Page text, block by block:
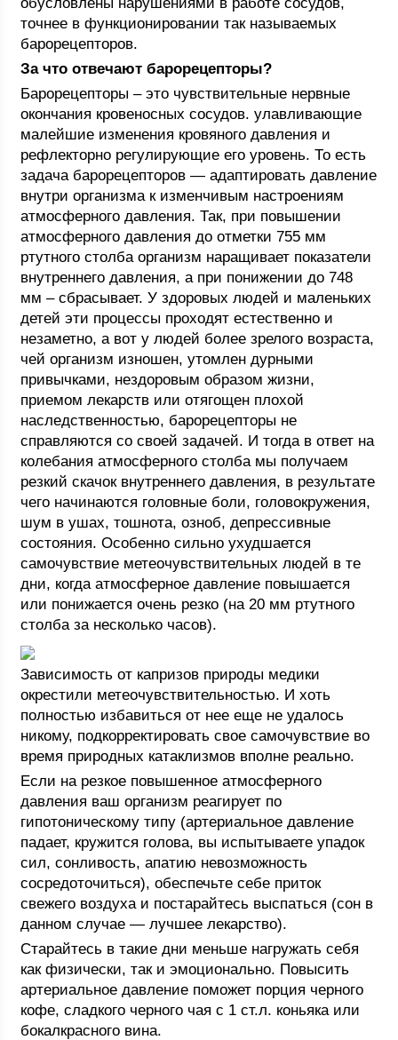
точнее в функционировании так называемых
барорецепторов.
За что отвечают барорецепторы?
Барорецепторы – это чувствительные нервные
окончания кровеносных сосудов. улавливающие
малейшие изменения кровяного давления и
рефлекторно регулирующие его уровень. То есть
задача барорецепторов — адаптировать давление
внутри организма к изменчивым настроениям
атмосферного давления. Так, при повышении
атмосферного давления до отметки 755 мм
ртутного столба организм наращивает показатели
внутреннего давления, а при понижении до 748
мм – сбрасывает. У здоровых людей и маленьких
детей эти процессы проходят естественно и
незаметно, а вот у людей более зрелого возраста,
чей организм изношен, утомлен дурными
привычками, нездоровым образом жизни,
приемом лекарств или отягощен плохой
наследственностью, барорецепторы не
справляются со своей задачей. И тогда в ответ на
колебания атмосферного столба мы получаем
резкий скачок внутреннего давления, в результате
чего начинаются головные боли, головокружения,
шум в ушах, тошнота, озноб, депрессивные
состояния. Особенно сильно ухудшается
самочувствие метеочувствительных людей в те
дни, когда атмосферное давление повышается
или понижается очень резко (на 20 мм ртутного
столба за несколько часов).
Зависимость от капризов природы медики
окрестили метеочувствительностью. И хоть
полностью избавиться от нее еще не удалось
никому, подкорректировать свое самочувствие во
время природных катаклизмов вполне реально.
Если на резкое повышенное атмосферного
давления ваш организм реагирует по
гипотоническому типу (артериальное давление
падает, кружится голова, вы испытываете упадок
сил, сонливость, апатию невозможность
сосредоточиться), обеспечьте себе приток
свежего воздуха и постарайтесь выспаться (сон в
данном случае — лучшее лекарство).
Старайтесь в такие дни меньше нагружать себя
как физически, так и эмоционально. Повысить
артериальное давление поможет порция черного
кофе, сладкого черного чая с 1 ст.л. коньяка или
бокалкрасного вина.